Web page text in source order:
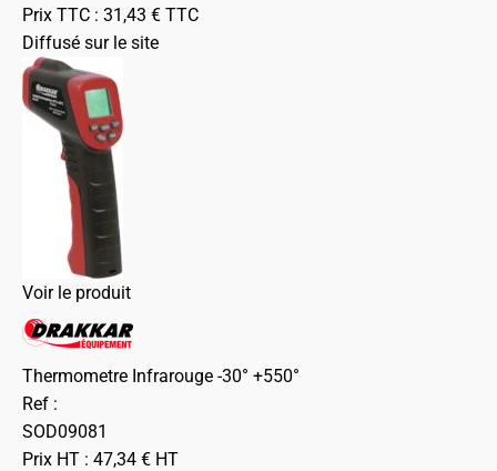
Prix TTC : 31,43 € TTC
Diffusé sur le site
Voir le produit
Thermometre Infrarouge -30° +550°
Ref :
SOD09081
Prix HT : 47,34 € HT